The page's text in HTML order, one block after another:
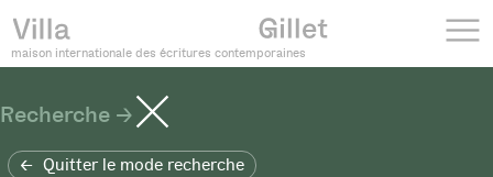
maison internationale des écritures contemporaines
Recherche
Quitter le mode recherche